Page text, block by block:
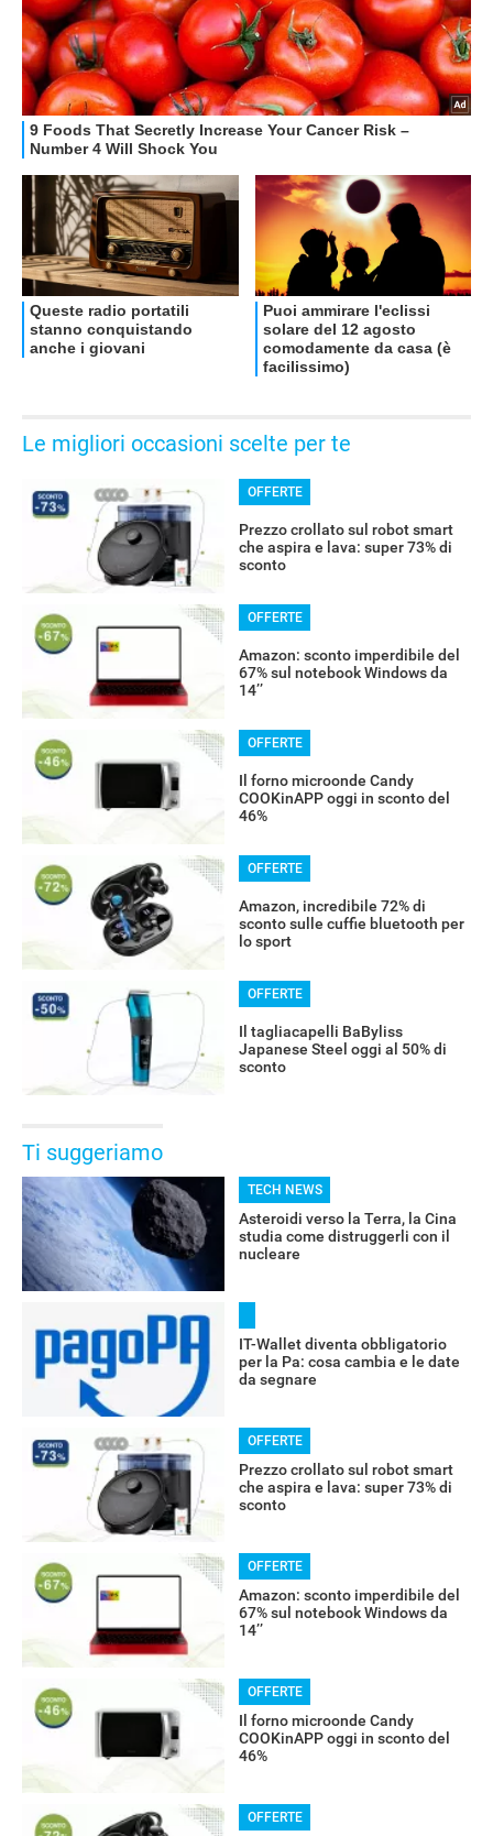
RECENSIONI
Le migliori occasioni scelte per te
OFFERTE
Prezzo crollato sul robot smart
che aspira e lava: super 73% di
sconto
OFFERTE
Amazon: sconto imperdibile del
67% sul notebook Windows da
14’’
OFFERTE
Il forno microonde Candy
COOKinAPP oggi in sconto del
46%
OFFERTE
Amazon, incredibile 72% di
sconto sulle cuffie bluetooth per
lo sport
OFFERTE
Il tagliacapelli BaByliss
Japanese Steel oggi al 50% di
sconto
Ti suggeriamo
TECH NEWS
Asteroidi verso la Terra, la Cina
studia come distruggerli con il
nucleare
IT-Wallet diventa obbligatorio
per la Pa: cosa cambia e le date
da segnare
OFFERTE
Prezzo crollato sul robot smart
che aspira e lava: super 73% di
sconto
OFFERTE
Amazon: sconto imperdibile del
67% sul notebook Windows da
14’’
OFFERTE
Il forno microonde Candy
COOKinAPP oggi in sconto del
46%
OFFERTE